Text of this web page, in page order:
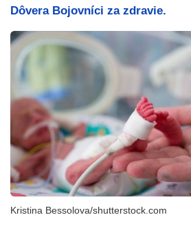
Dôvera Bojovníci za zdravie.
Kristina Bessolova/shutterstock.com